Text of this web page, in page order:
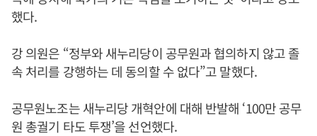
했다.
강 의원은 “정부와 새누리당이 공무원과 협의하지 않고 졸
속 처리를 강행하는 데 동의할 수 없다”고 말했다.
공무원노조는 새누리당 개혁안에 대해 반발해 ‘100만 공무
원 총궐기 타도 투쟁’을 선언했다.